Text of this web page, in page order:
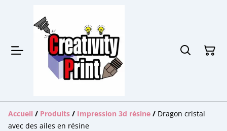
Accueil / Produits / Impression 3d résine / Dragon cristal
avec des ailes en résine